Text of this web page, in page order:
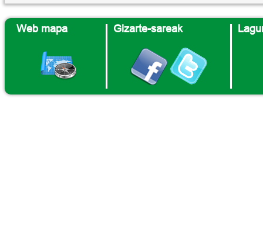
Web mapa Gizarte-sareak